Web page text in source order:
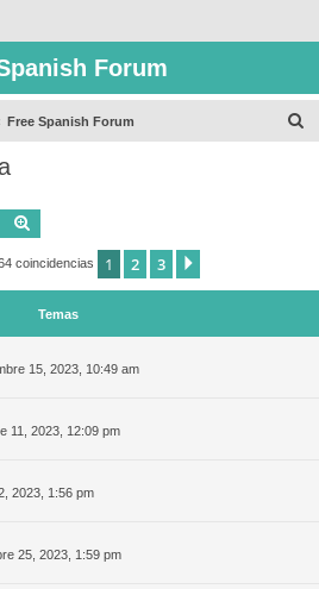
Forum
Free Spanish Forum
Buscar
coincidencias 1 2 3
Temas
15, 2023, 10:49 am
11, 2023, 12:09 pm
2023, 1:56 pm
25, 2023, 1:59 pm